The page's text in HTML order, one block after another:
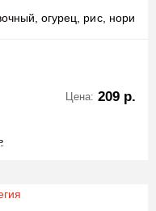
огурец, рис, нори
Цена: 209 р.